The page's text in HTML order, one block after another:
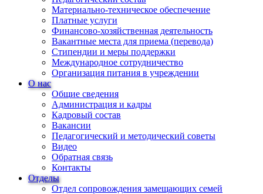
Материально-техническое обеспечение
Платные услуги
Финансово-хозяйственная деятельность
Вакантные места для приема (перевода)
Стипендии и меры поддержки
Международное сотрудничество
Организация питания в учреждении
О нас
Общие сведения
Администрация и кадры
Кадровый состав
Вакансии
Педагогический и методический советы
Видео
Обратная связь
Контакты
Отделы
Отдел сопровождения замещающих семей